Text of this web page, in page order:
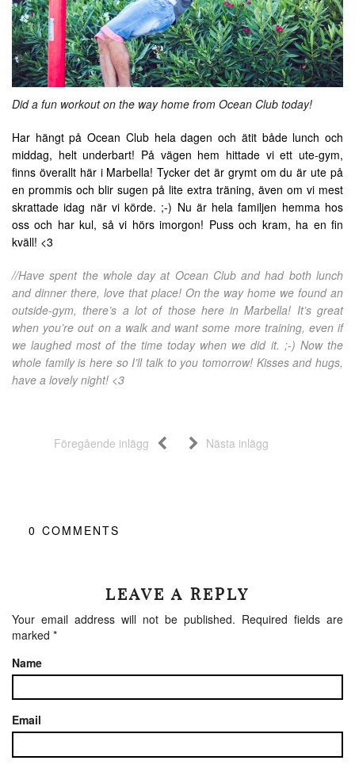
Did a fun workout on the way home from Ocean Club today!
Har hängt på Ocean Club hela dagen och ätit både lunch och
middag, helt underbart! På vägen hem hittade vi ett ute-gym,
finns överallt här i Marbella! Tycker det är grymt om du är ute på
en prommis och blir sugen på lite extra träning, även om vi mest
skrattade idag när vi körde. ;-) Nu är hela familjen hemma hos
oss och har kul, så vi hörs imorgon! Puss och kram, ha en fin
kväll! <3
//Have spent the whole day at Ocean Club and had both lunch
and dinner there, love that place! On the way home we found an
outside-gym, there’s a lot of those here in Marbella! It’s great
when you’re out on a walk and want some more training, even if
we laughed most of the time today when we did it. ;-) Now the
whole family is here so I’ll talk to you tomorrow! Kisses and hugs,
have a lovely night! <3
Föregående inlägg Nästa inlägg
0 COMMENTS
LEAVE A REPLY
Your email address will not be published. Required fields are
marked *
Name
Email